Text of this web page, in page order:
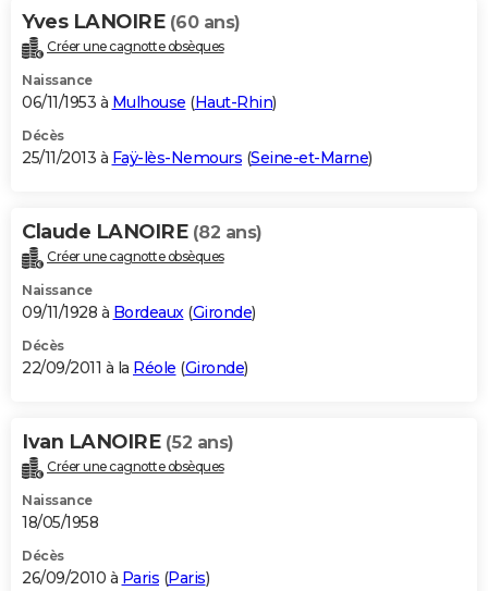
Yves LANOIRE (60 ans)
Créer une cagnotte obsèques
Naissance
06/11/1953 à Mulhouse (Haut-Rhin)
Décès
25/11/2013 à Faÿ-lès-Nemours (Seine-et-Marne)
Claude LANOIRE (82 ans)
Créer une cagnotte obsèques
Naissance
09/11/1928 à Bordeaux(Gironde)
Décès
22/09/2011 à la Réole (Gironde)
Ivan LANOIRE (52 ans)
Créer une cagnotte obsèques
Naissance
18/05/1958
Décès
26/09/2010 à Paris (Paris)